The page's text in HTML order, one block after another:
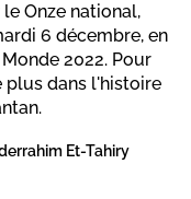
Onze national,
6 décembre, en
2022. Pour
plus dans l'histoire
Et-Tahiry